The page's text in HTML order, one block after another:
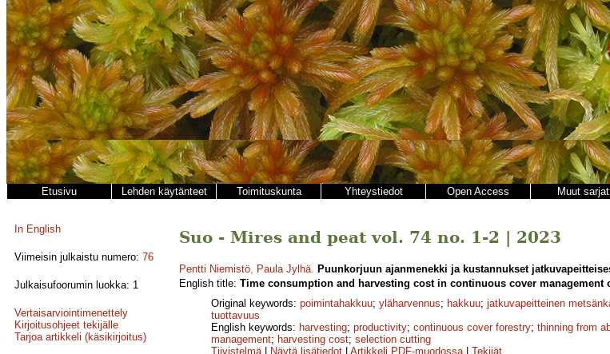
Etusivu Lehden käytänteet Toimituskunta Yhteystiedot Open Access Muut sarjat
In English
Viimeisin julkaistu numero: 76
Julkaisufoorumin luokka: 1
Vertaisarviointimenettely
Kirjoitusohjeet tekijälle
Tarjoa artikkeli (käsikirjoitus)
Suo - Mires and peat vol. 74 no. 1-2 | 2023
Pentti Niemistö, Paula Jylhä. Puunkorjuun ajanmenekki ja kustannukset
English title: Time consumption and harvesting cost in continuous cover management
Original keywords: poimintahakkuu; yläharvennus; hakkuu; jatkuvapeitteinen
tuottavuus
English keywords: harvesting; productivity; continuous cover forestry; thinning from
management; harvesting cost; selection cutting
Tiivistelmä| Näytä lisätiedot Artikkeli PDF-muodossa| Tekijät